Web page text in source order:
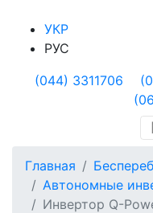
УКР
РУС
(044) 3311706
Главная
Автономные
Инвертор Q-